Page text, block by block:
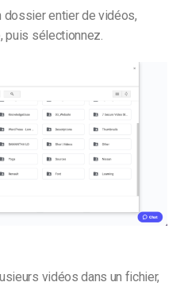
dossier entier de vidéos,
puis sélectionnez.
vidéos dans un fichier,